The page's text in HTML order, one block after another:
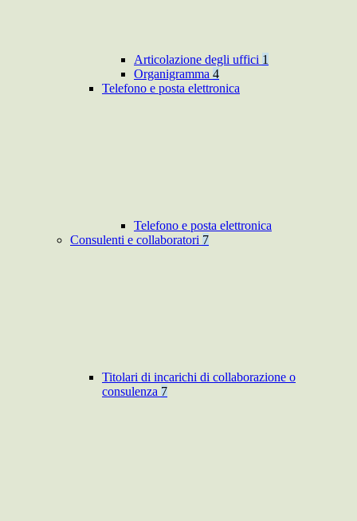
Articolazione degli uffici 1
Organigramma 4
Telefono e posta elettronica
Telefono e posta elettronica
Consulenti e collaboratori 7
Titolari di incarichi di collaborazione o
consulenza 7